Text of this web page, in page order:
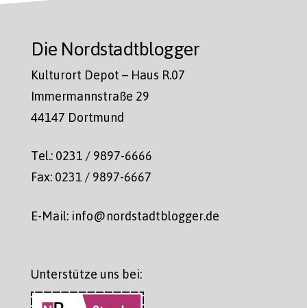
Die Nordstadtblogger
Kulturort Depot – Haus R.07
Immermannstraße 29
44147 Dortmund
Tel.: 0231 / 9897-6666
Fax: 0231 / 9897-6667
E-Mail: info@nordstadtblogger.de
Unterstütze uns bei: